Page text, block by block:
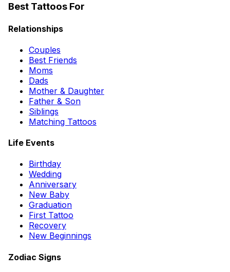
Best Tattoos For
Relationships
Couples
Best Friends
Moms
Dads
Mother & Daughter
Father & Son
Siblings
Matching Tattoos
Life Events
Birthday
Wedding
Anniversary
New Baby
Graduation
First Tattoo
Recovery
New Beginnings
Zodiac Signs